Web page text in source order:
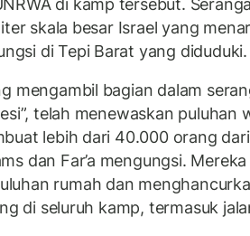
skala besar Israel yang
di Tepi Barat yang diduduki.
mengambil bagian dalam
telah menewaskan puluhan
lebih dari 40.000 orang
dan Far’a mengungsi.
rumah dan
di seluruh kamp, ​​​​termasuk